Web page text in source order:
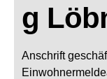
g
Anschrift